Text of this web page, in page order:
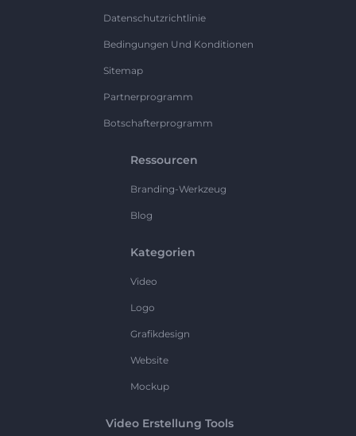
Datenschutzrichtlinie
Bedingungen Und Konditionen
Sitemap
Partnerprogramm
Botschafterprogramm
Ressourcen
Branding-Werkzeug
Blog
Kategorien
Video
Logo
Grafikdesign
Website
Mockup
Video Erstellung Tools